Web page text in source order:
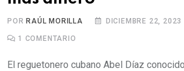
POR RAÚL MORILLA DICIEMBRE 22, 2023
1 COMENTARIO
El reguetonero cubano Abel Díaz